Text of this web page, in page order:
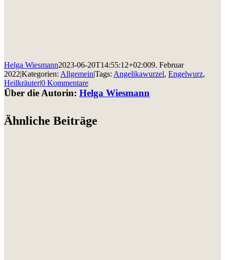
Helga Wiesmann2023-06-20T14:55:12+02:009. Februar
2022|Kategorien: Allgemein|Tags: Angelikawurzel, Engelwurz,
Heilkräuter|0 Kommentare
Über die Autorin: Helga Wiesmann
Ähnliche Beiträge